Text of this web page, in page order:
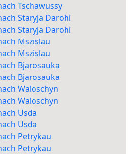
Tschawussy
Staryja Darohi
Staryja Darohi
Mszislau
Mszislau
Bjarosauka
Bjarosauka
Waloschyn
Waloschyn
Usda
Usda
Petrykau
Petrykau